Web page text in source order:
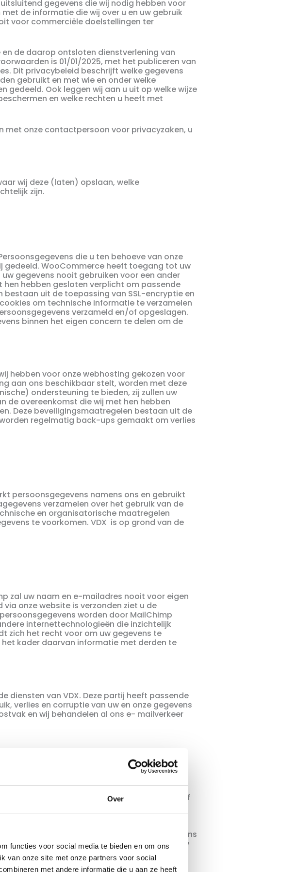
Over
functies voor social media te bieden en om ons
van onze site met onze partners voor social
met andere informatie die u aan ze heeft
gegevens die wij nodig hebben voor
de informatie die wij over u en uw gebruik
voor commerciële doelstellingen ter
de daarop ontsloten dienstverlening van
is 01/01/2025, met het publiceren van
Dit privacybeleid beschrijft welke gegevens
gebruikt en met wie en onder welke
gedeeld. Ook leggen wij aan u uit op welke wijze
en welke rechten u heeft met
met onze contactpersoon voor privacyzaken, u
wij deze (laten) opslaan, welke
zijn.
die u ten behoeve van onze
gedeeld. WooCommerce heeft toegang tot uw
gegevens nooit gebruiken voor een ander
hebben gesloten verplicht om passende
uit de toepassing van SSL-encryptie en
om technische informatie te verzamelen
verzameld en/of opgeslagen.
binnen het eigen concern te delen om de
hebben voor onze webhosting gekozen voor
aan ons beschikbaar stelt, worden met deze
ondersteuning te bieden, zij zullen uw
de overeenkomst die wij met hen hebben
Deze beveiligingsmaatregelen bestaan uit de
regelmatig back-ups gemaakt om verlies
persoonsgegevens namens ons en gebruikt
verzamelen over het gebruik van de
en organisatorische maatregelen
te voorkomen. VDX is op grond van de
zal uw naam en e-mailadres nooit voor eigen
onze website is verzonden ziet u de
worden door MailChimp
internettechnologieën die inzichtelijk
zich het recht voor om uw gegevens te
kader daarvan informatie met derden te
diensten van VDX. Deze partij heeft passende
verlies en corruptie van uw en onze gegevens
en wij behandelen al ons e- mailverkeer
maken wij gebruik van het platform van
uw betaalgegevens zoals uw bankrekening- of
maatregelen genomen om uw
uw gegevens te gebruiken om de
gegevens met derden te delen.
van uw persoonsgegevens zijn eveneens
zij derden inschakelen. Mollie bewaart uw